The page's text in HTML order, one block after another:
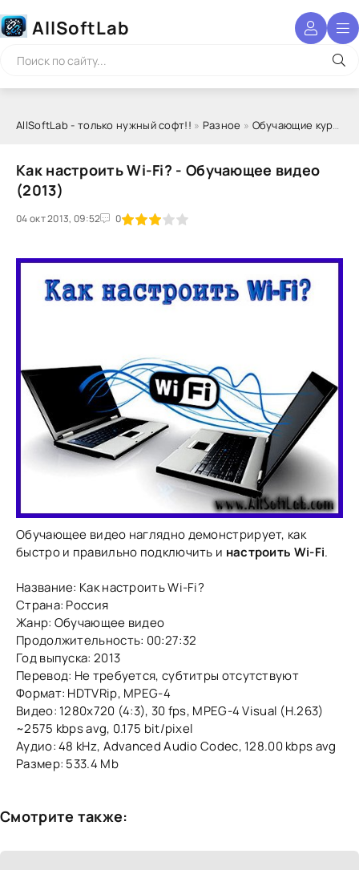
AllSoftLab
AllSoftLab - только нужный софт!! » Разное » Обучающие курсы
Как настроить Wi-Fi? - Обучающее видео
(2013)
04 окт 2013, 09:52 0
1 2 3 4 5
Обучающее видео наглядно демонстрирует, как
быстро и правильно подключить и настроить Wi-Fi.
Название: Как настроить Wi-Fi?
Страна: Россия
Жанр: Обучающее видео
Продолжительность: 00:27:32
Год выпуска: 2013
Перевод: Не требуется, cубтитры отсутствуют
Формат: HDTVRip, MPEG-4
Видео: 1280x720 (4:3), 30 fps, MPEG-4 Visual (H.263)
~2575 kbps avg, 0.175 bit/pixel
Аудио: 48 kHz, Advanced Audio Codec, 128.00 kbps avg
Размер: 533.4 Mb
Смотрите также: